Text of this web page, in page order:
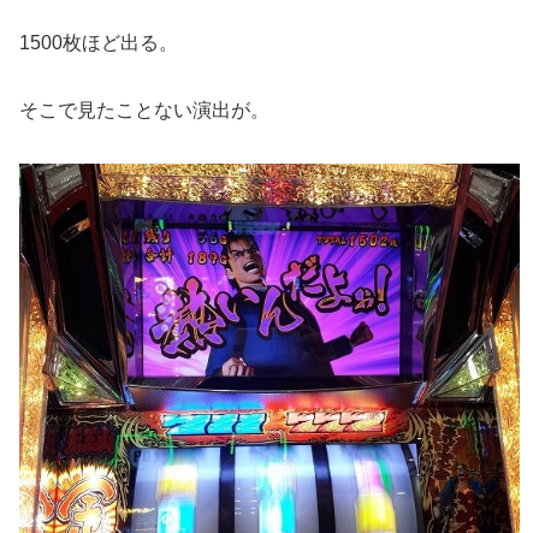
1500枚ほど出る。
そこで見たことない演出が。